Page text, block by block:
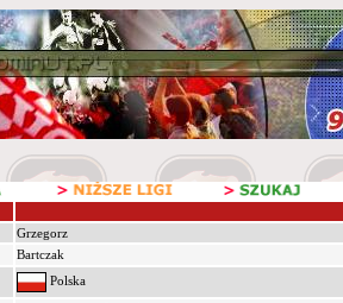
Grzegorz
Bartczak
Polska